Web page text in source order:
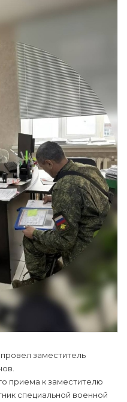
заместитель
приема к заместителю
специальной военной